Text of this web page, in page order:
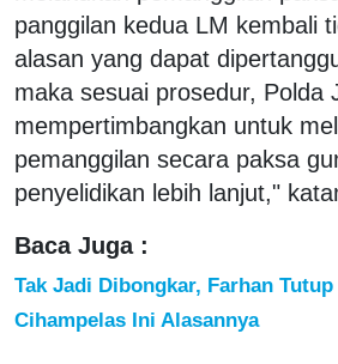
panggilan kedua LM kembali
alasan yang dapat
maka sesuai prosedur, Polda
mempertimbangkan untuk
pemanggilan secara paksa
penyelidikan lebih lanjut,"
Baca Juga :
Tak Jadi Dibongkar, Farhan
Cihampelas Ini Alasannya